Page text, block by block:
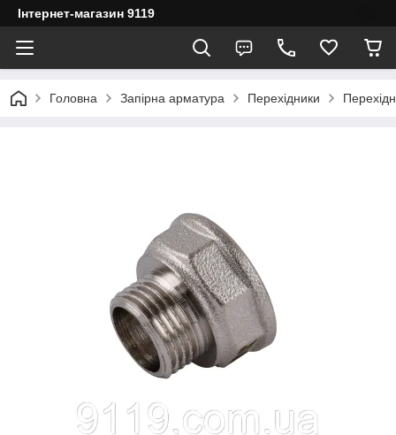
Інтернет-магазин 9119
Головна Запірна арматура Перехідники